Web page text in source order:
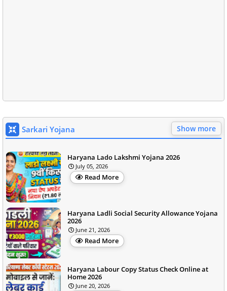
Sarkari Yojana Show more
Haryana Lado Lakshmi Yojana 2026
July 05, 2026
Read More
Haryana Ladli Social Security Allowance Yojana
2026
June 21, 2026
Read More
Haryana Labour Copy Status Check Online at
Home 2026
June 20, 2026